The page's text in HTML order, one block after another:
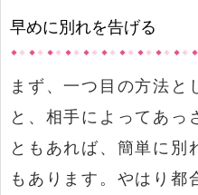
早めに別れを告げる
まず、一つ目の方法と
と、相手によってあっ
ともあれば、簡単に別
もあります。やはり都